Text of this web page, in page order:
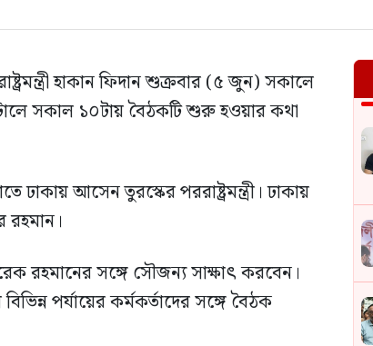
হাকান ফিদান শুক্রবার (৫ জুন) সকালে
সকাল ১০টায় বৈঠকটি শুরু হওয়ার কথা
আসেন তুরস্কের পররাষ্ট্রমন্ত্রী। ঢাকায়
রহমান।
রহমানের সঙ্গে সৌজন্য সাক্ষাৎ করবেন।
পর্যায়ের কর্মকর্তাদের সঙ্গে বৈঠক